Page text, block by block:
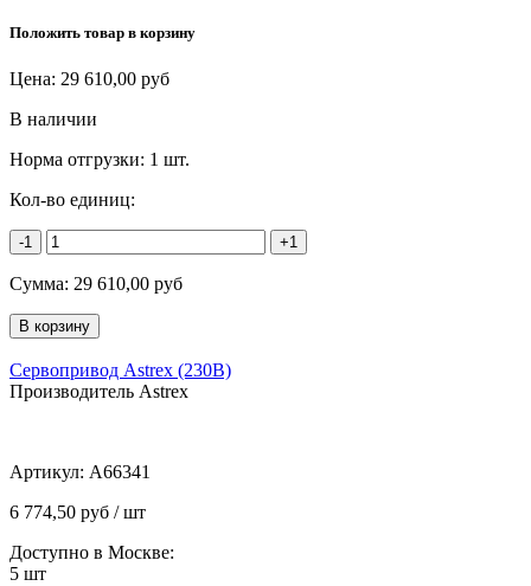
Положить товар в корзину
Цена: 29 610,00 руб
В наличии
Норма отгрузки: 1 шт.
Кол-во единиц:
-1 +1
Сумма: 29 610,00 руб
Сервопривод Astrex (230B)
Производитель Astrex
Артикул: A66341
6 774,50 руб / шт
Доступно в Москве:
5 шт